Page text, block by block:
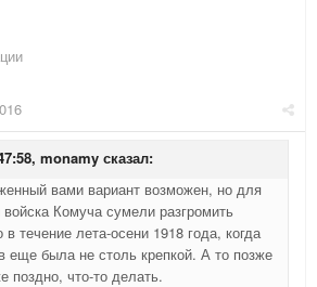
monamy сказал:
вами вариант возможен, но для
Комуча сумели разгромить
течение лета-осени 1918 года, когда
еще была не столь крепкой. А то позже
поздно, что-то делать.